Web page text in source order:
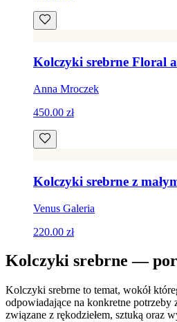
Kolczyki srebrne Floral
Anna Mroczek
450.00 zł
Kolczyki srebrne z
Venus Galeria
220.00 zł
Kolczyki srebrne —
Kolczyki srebrne to temat, wokół
odpowiadające na konkretne potrzeby
związane z rękodziełem, sztuką oraz